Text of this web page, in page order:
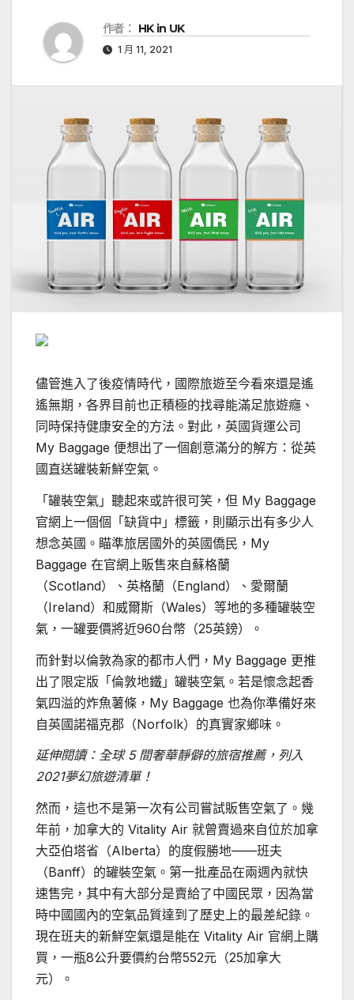
作者： HK in UK
1 月 11, 2021
儘管進入了後疫情時代，國際旅遊至今看來還是遙
遙無期，各界目前也正積極的找尋能滿足旅遊癮、
同時保持健康安全的方法。對此，英國貨運公司
My Baggage 便想出了一個創意滿分的解方：從英
國直送罐裝新鮮空氣。
「罐裝空氣」聽起來或許很可笑，但 My Baggage
官網上一個個「缺貨中」標籤，則顯示出有多少人
想念英國。瞄準旅居國外的英國僑民，My
Baggage 在官網上販售來自蘇格蘭
（Scotland）、英格蘭（England）、愛爾蘭
（Ireland）和威爾斯（Wales）等地的多種罐裝空
氣，一罐要價將近960台幣（25英鎊）。
而針對以倫敦為家的都市人們，My Baggage 更推
出了限定版「倫敦地鐵」罐裝空氣。若是懷念起香
氣四溢的炸魚薯條，My Baggage 也為你準備好來
自英國諾福克郡（Norfolk）的真實家鄉味。
延伸閱讀：全球 5 間奢華靜僻的旅宿推薦，列入
2021夢幻旅遊清單！
然而，這也不是第一次有公司嘗試販售空氣了。幾
年前，加拿大的 Vitality Air 就曾賣過來自位於加拿
大亞伯塔省（Alberta）的度假勝地——班夫
（Banff）的罐裝空氣。第一批產品在兩週內就快
速售完，其中有大部分是賣給了中國民眾，因為當
時中國國內的空氣品質達到了歷史上的最差紀錄。
現在班夫的新鮮空氣還是能在 Vitality Air 官網上購
買，一瓶8公升要價約台幣552元（25加拿大
元）。